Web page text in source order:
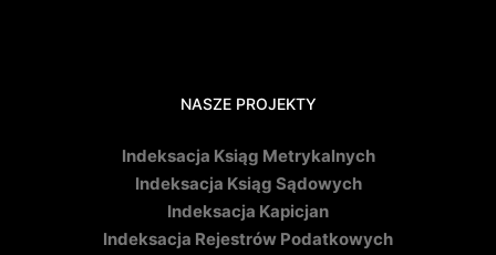
NASZE PROJEKTY
Indeksacja Ksiąg Metrykalnych
Indeksacja Ksiąg Sądowych
Indeksacja Kapicjan
Indeksacja Rejestrów Podatkowych